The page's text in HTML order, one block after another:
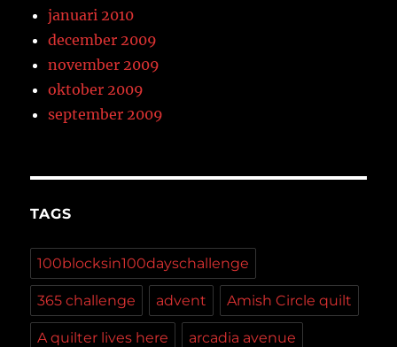
januari 2010
december 2009
november 2009
oktober 2009
september 2009
TAGS
100blocksin100dayschallenge
365 challenge advent Amish Circle quilt
A quilter lives here arcadia avenue